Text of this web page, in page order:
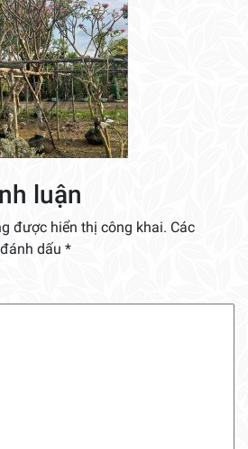
luận
được hiển thị công khai. Các
dấu *